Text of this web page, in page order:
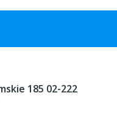
185 02-222